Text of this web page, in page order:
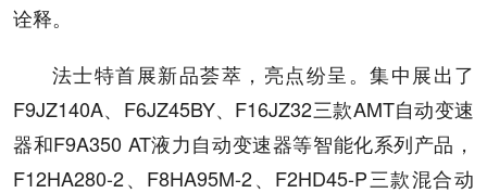
诠释。
法士特首展新品荟萃，亮点纷呈。集中展出了
F9JZ140A、F6JZ45BY、F16JZ32三款AMT自动变速
器和F9A350 AT液力自动变速器等智能化系列产品，
F12HA280-2、F8HA95M-2、F2HD45-P三款混合动